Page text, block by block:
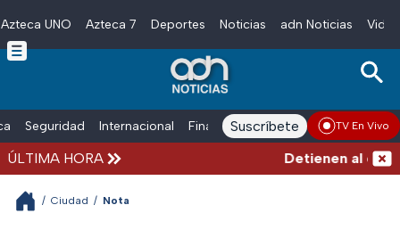
Skip to main content
Azteca UNO Azteca 7 Deportes Noticias adn Noticias
Seguridad Internacional Finanzas adn Noticias Radio
Suscríbete TV En Vivo
ÚLTIMA HORA Detienen al
/ Ciudad / Nota